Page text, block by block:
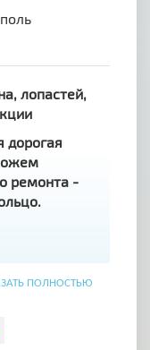
лопастей,
дорогая
ремонта -
ПОЛНОСТЬЮ